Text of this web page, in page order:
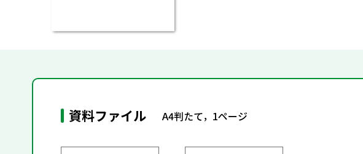
資料ファイル A4判たて，1ページ